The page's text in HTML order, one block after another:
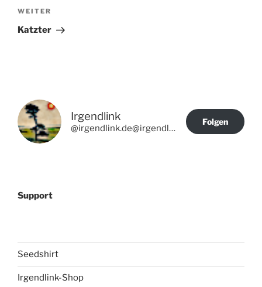
Nächster
Beitrag
WEITER
Katzter
Irgendlink
@irgendlink.de@irgendlink.de
Folgen
Support
Seedshirt
Irgendlink-Shop